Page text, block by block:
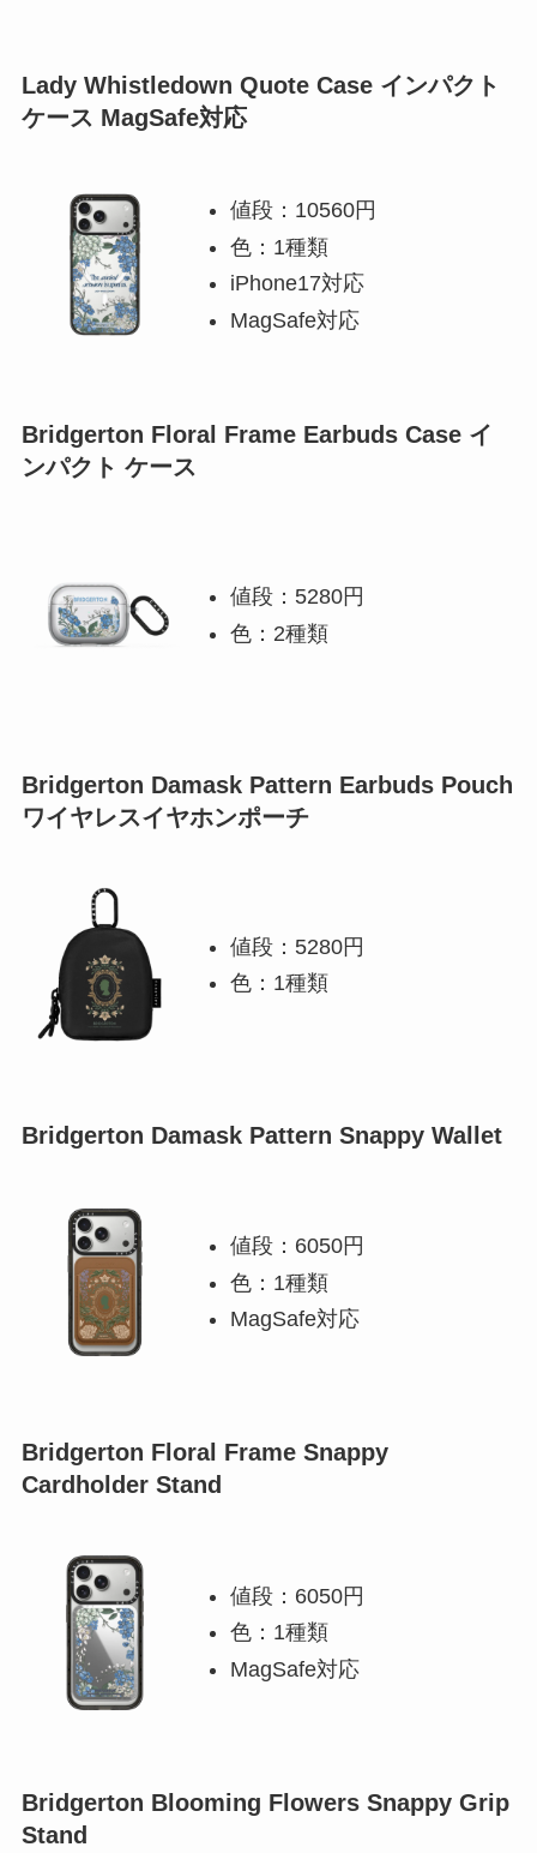
Lady Whistledown Quote Case インパクト
ケース MagSafe対応
値段：10560円
色：1種類
iPhone17対応
MagSafe対応
Bridgerton Floral Frame Earbuds Case イ
ンパクト ケース
値段：5280円
色：2種類
Bridgerton Damask Pattern Earbuds Pouch
ワイヤレスイヤホンポーチ
値段：5280円
色：1種類
Bridgerton Damask Pattern Snappy Wallet
値段：6050円
色：1種類
MagSafe対応
Bridgerton Floral Frame Snappy
Cardholder Stand
値段：6050円
色：1種類
MagSafe対応
Bridgerton Blooming Flowers Snappy Grip
Stand